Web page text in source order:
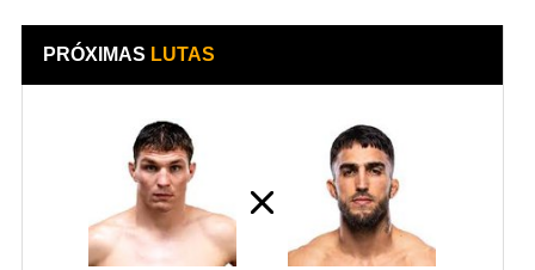
PRÓXIMAS LUTAS